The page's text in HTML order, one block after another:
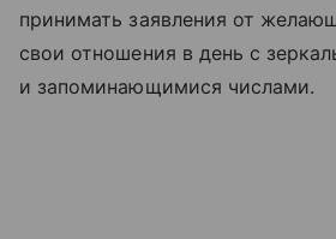
принимать заявления от
свои отношения в день с
и запоминающимися числами.